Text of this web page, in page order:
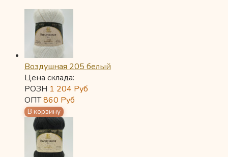
Воздушная 205 белый
Цена склада:
РОЗН 1 204 Руб
ОПТ860 Руб